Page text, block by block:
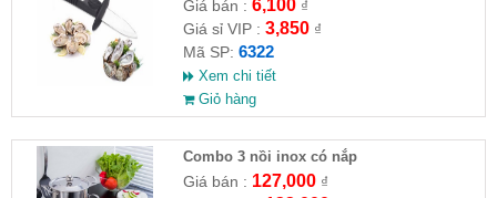
Giá bán : 6,100₫
Giá sỉ VIP : 3,850₫
Mã SP: 6322
Xem chi tiết
Giỏ hàng
Combo 3 nồi inox có nắp
Giá bán : 127,000₫